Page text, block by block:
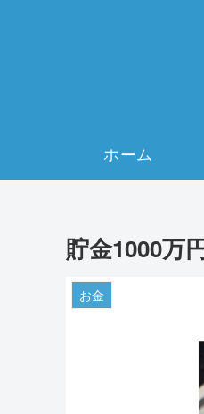
ホーム
貯金1000万
お金